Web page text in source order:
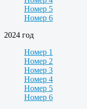
Номер 5
Номер 6
2024 год
Номер 1
Номер 2
Номер 3
Номер 4
Номер 5
Номер 6